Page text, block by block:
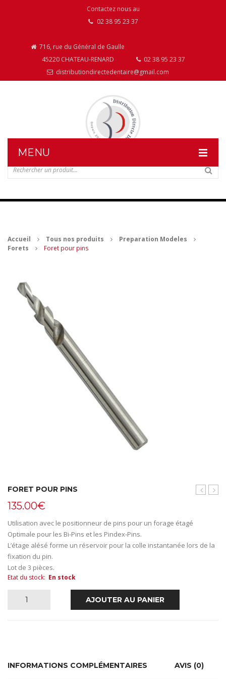
Contactez nous au
02 38 95 23 37
716, rue du Général de Gaulle
45220 CHATEAU-RENARD
02 38 95 23 37
distributiondirectedentaire@gmail.com
MENU
NOS PRODUITS
CONTACT
Mon Panier
Mon compte
Accueil Tous nos produits
Preparation Modeles
Forets
Foret pour pins
FORET POUR PINS
135.00€
Utilisation avec le positionneur de pins pour un forage étagé
Optimale pour les Bi-Pins et les Pindex-Pins.
L’étage alésé forme un réservoir pour la colle instantanée lors de la
fixation du pin.
Lot de 3 pièces.
Etat du stock: En stock
quantité AJOUTER AU PANIER
INFORMATIONS COMPLÉMENTAIRES AVIS (0)